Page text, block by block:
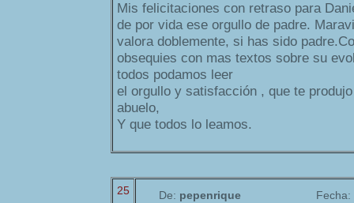
Mis felicitaciones con retraso para
de por vida ese orgullo de padre.
valora doblemente, si has sido
obsequies con mas textos sobre su
todos podamos leer
el orgullo y satisfacción , que te
abuelo,
Y que todos lo leamos.
25 De: pepenrique Fecha: